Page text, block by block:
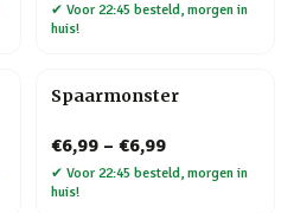
✔ Voor 22:45 besteld, morgen in
huis!
Spaarmonster
€6,99 – €6,99
✔ Voor 22:45 besteld, morgen in
huis!